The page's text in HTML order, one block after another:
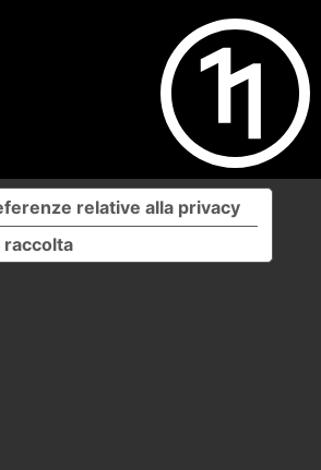
raccolta
relative alla privacy